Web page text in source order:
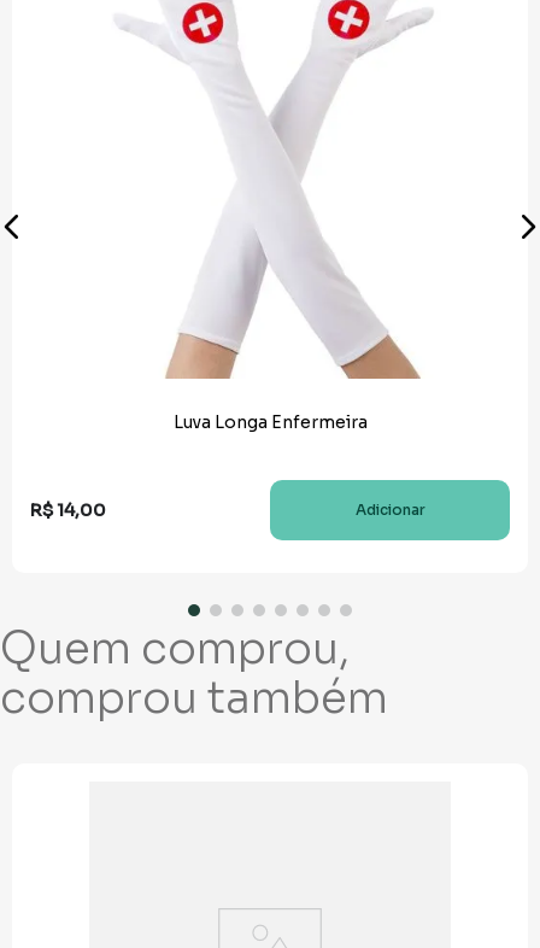
Luva Longa Enfermeira
R$14,00 Adicionar
Quem comprou,
comprou também